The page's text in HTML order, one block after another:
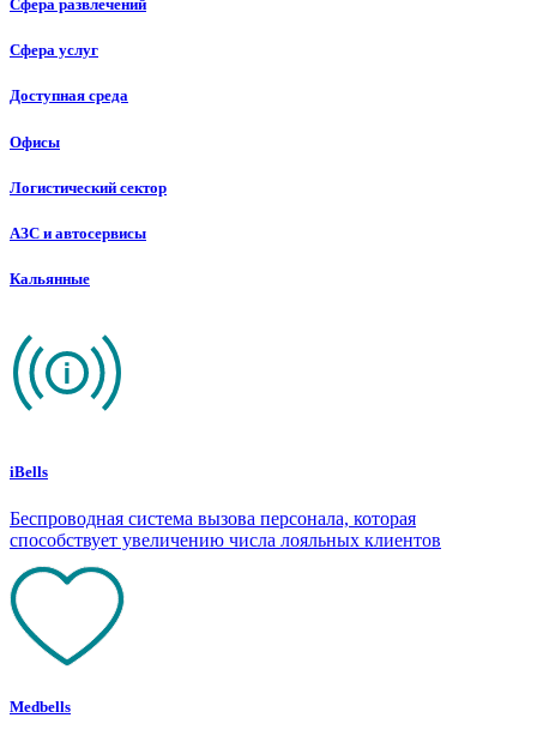
Сфера развлечений
Сфера услуг
Доступная среда
Офисы
Логистический сектор
АЗС и автосервисы
Кальянные
iBells
Беспроводная система вызова персонала, которая
способствует увеличению числа лояльных клиентов
Medbells